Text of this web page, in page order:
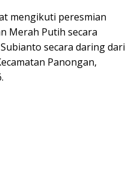
mengikuti peresmian
Merah Putih secara
secara daring dari
Panongan,